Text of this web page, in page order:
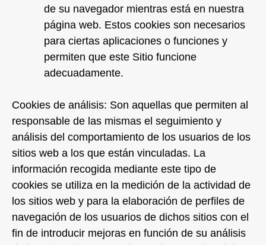
de su navegador mientras está en nuestra
página web. Estos cookies son necesarios
para ciertas aplicaciones o funciones y
permiten que este Sitio funcione
adecuadamente.
Cookies de análisis: Son aquellas que permiten al
responsable de las mismas el seguimiento y
análisis del comportamiento de los usuarios de los
sitios web a los que están vinculadas. La
información recogida mediante este tipo de
cookies se utiliza en la medición de la actividad de
los sitios web y para la elaboración de perfiles de
navegación de los usuarios de dichos sitios con el
fin de introducir mejoras en función de su análisis